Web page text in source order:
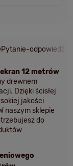
Pytanie-odpowiedź
ekran 12 metrów
drewnem
Dzięki ścisłej
jakości
naszym sklepie
do